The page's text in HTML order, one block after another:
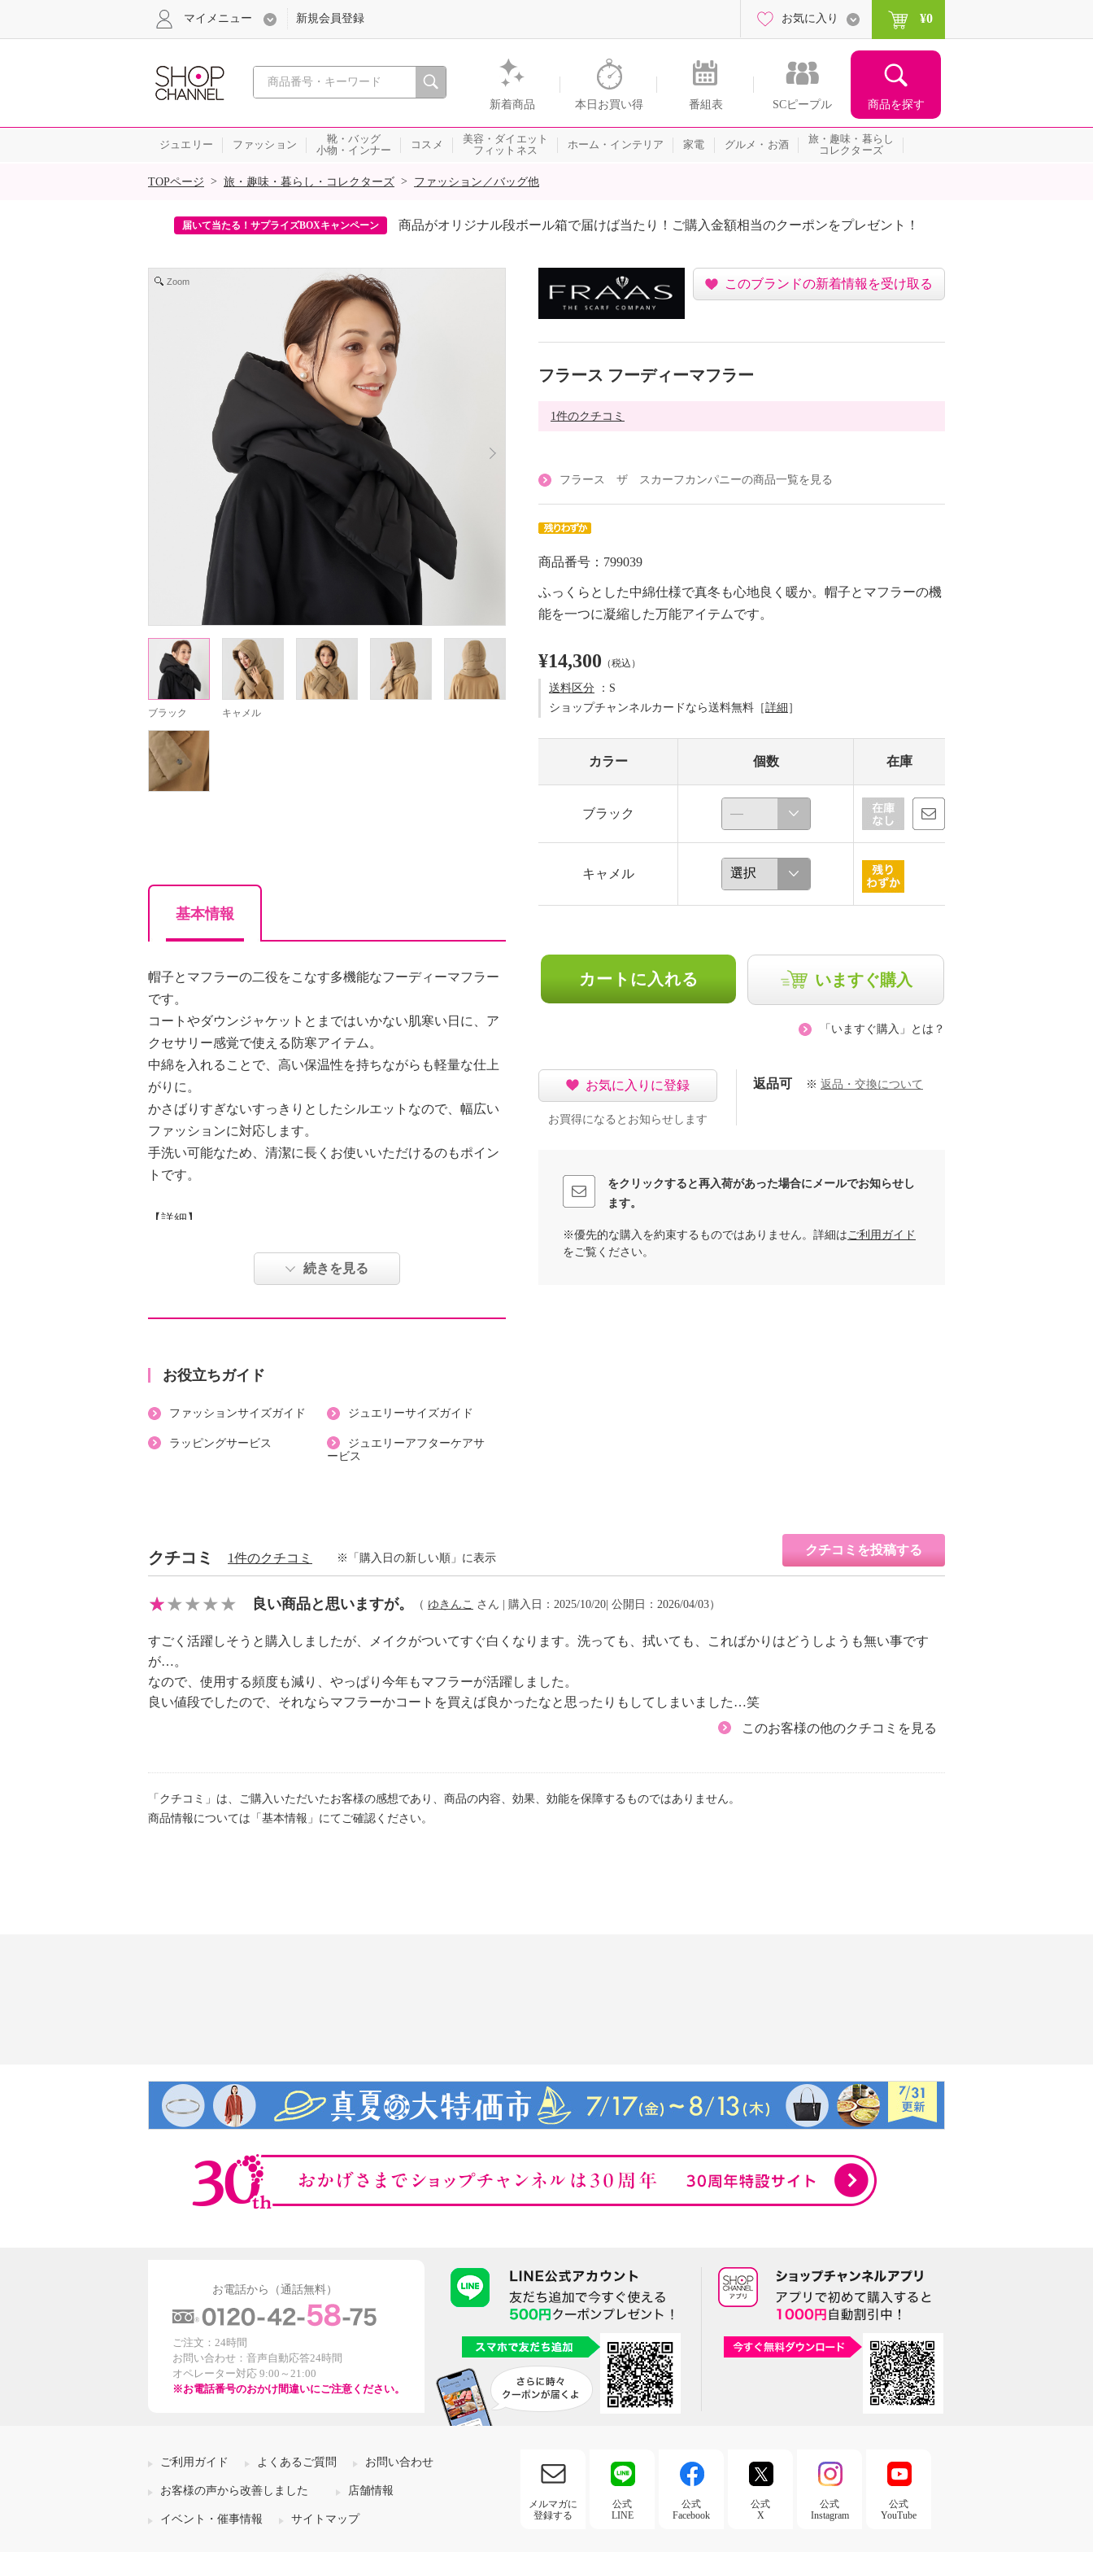
心おどる、瞬間を。通販・テレビショッピングのショップチャンネル
新着商品 本日お買い得 番組表 SCピープル 商品を探す
マイメニュー 新規会員登録 お気に入り ¥0
ジュエリー ファッション
靴・バッグ
小物・インナー
コスメ
美容・ダイエット
フィットネス
ホーム・インテリア 家電 グルメ・お酒
旅・趣味・暮らし
コレクターズ
SALE
TOPページ > 旅・趣味・暮らし・コレクターズ > ファッション／バッグ他
届いて当たる！サプライズBOXキャンペーン 商品がオリジナル段ボール箱で届けば当たり！ご購入金額相当のクーポンをプレゼント！
Zoom
ブラック キャメル
基本情報
帽子とマフラーの二役をこなす多機能なフーディーマフラー
です。
コートやダウンジャケットとまではいかない肌寒い日に、ア
クセサリー感覚で使える防寒アイテム。
中綿を入れることで、高い保温性を持ちながらも軽量な仕上
がりに。
かさばりすぎないすっきりとしたシルエットなので、幅広い
ファッションに対応します。
手洗い可能なため、清潔に長くお使いいただけるのもポイン
トです。
【詳細】
・ポリエステル１００％
【メンテナンス（絵表示ラベル）】
・漂白処理：塩素系・酸素系漂白不可
・タンブル乾燥：不可
【原産国（地）】
・中国製
続きを見る
お役立ちガイド
ファッションサイズガイド ジュエリーサイズガイド
ラッピングサービス
ジュエリーアフターケアサ
ービス
このブランドの新着情報を受け取る
フラース フーディーマフラー
1件のクチコミ
フラース ザ スカーフカンパニーの商品一覧を見る
商品番号：799039
ふっくらとした中綿仕様で真冬も心地良く暖か。帽子とマフラーの機
能を一つに凝縮した万能アイテムです。
¥14,300 （税込）
送料区分 ：S
ショップチャンネルカードなら送料無料［詳細 ］
カラー 個数 在庫
ブラック
キャメル
カートに入れる いますぐ購入
「いますぐ購入」とは？
お気に入りに登録
お買得になるとお知らせします
返品可 ※ 返品・交換について
をクリックすると再入荷があった場合にメールでお知らせし
ます。
※優先的な購入を約束するものではありません。詳細は ご利用ガイド
をご覧ください。
クチコミ 1件のクチコミ
クチコミを投稿する
※「購入日の新しい順」に表示
良い商品と思いますが。 （ ゆきんこ さん | 購入日：2025/10/20| 公開日：2026/04/03）
すごく活躍しそうと購入しましたが、メイクがついてすぐ白くなります。洗っても、拭いても、こればかりはどうしようも無い事です
が…。
なので、使用する頻度も減り、やっぱり今年もマフラーが活躍しました。
良い値段でしたので、それならマフラーかコートを買えば良かったなと思ったりもしてしまいました…笑
このお客様の他のクチコミを見る
「クチコミ」は、ご購入いただいたお客様の感想であり、商品の内容、効果、効能を保障するものではありません。
商品情報については「基本情報」にてご確認ください。
お電話から（通話無料）
ご注文：24時間
お問い合わせ：音声自動応答24時間
オペレーター対応 9:00～21:00
※お電話番号のおかけ間違いにご注意ください。
ご利用ガイド よくあるご質問 お問い合わせ
お客様の声から改善しました 店舗情報
イベント・催事情報 サイトマップ
メルマガに
登録する
公式
LINE
公式
Facebook
公式
X
公式
Instagram
公式
YouTube